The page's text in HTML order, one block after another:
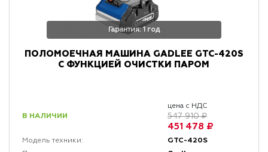
Гарантия: 1 год
ПОЛОМОЕЧНАЯ МАШИНА GADLEE GTC-420S
С ФУНКЦИЕЙ ОЧИСТКИ ПАРОМ
В НАЛИЧИИ
цена с НДС
547 910 ₽
451 478 ₽
Модель техники: GTC-420S